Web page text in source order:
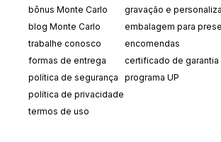
bônus Monte Carlo
blog Monte Carlo
trabalhe conosco
formas de entrega
política de segurança
política de privacidade
termos de uso
gravação e
embalagem para
encomendas
certificado de garantia
programa UP